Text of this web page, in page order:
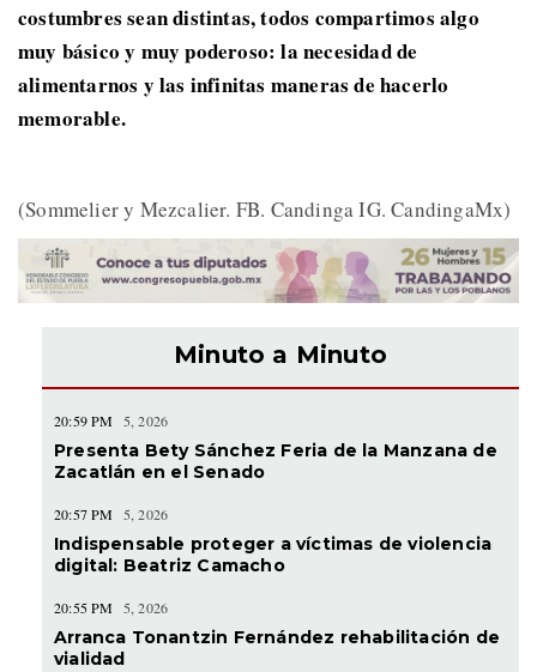
costumbres sean distintas, todos compartimos algo
muy básico y muy poderoso: la necesidad de
alimentarnos y las infinitas maneras de hacerlo
memorable.
(Sommelier y Mezcalier. FB. Candinga IG. CandingaMx)
Minuto a Minuto
20:59 PM 5, 2026
Presenta Bety Sánchez Feria de la Manzana de
Zacatlán en el Senado
20:57 PM 5, 2026
Indispensable proteger a víctimas de violencia
digital: Beatriz Camacho
20:55 PM 5, 2026
Arranca Tonantzin Fernández rehabilitación de
vialidad